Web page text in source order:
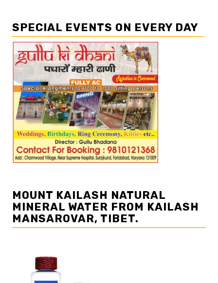
SPECIAL EVENTS ON EVERY DAY
MOUNT KAILASH NATURAL
MINERAL WATER FROM KAILASH
MANSAROVAR, TIBET.